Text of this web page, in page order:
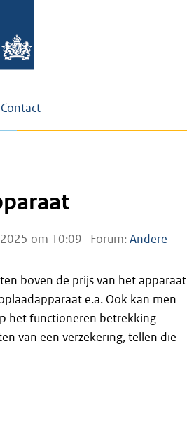
Contact
om 10:09 Forum:Andere
boven de prijs van het apparaat
e.a. Ook kan men
het functioneren betrekking
van een verzekering, tellen die